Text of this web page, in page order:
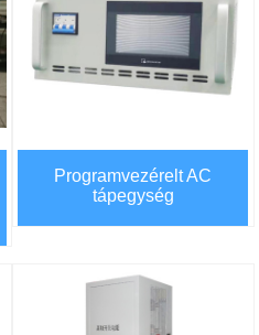
Programvezérelt AC
tápegység